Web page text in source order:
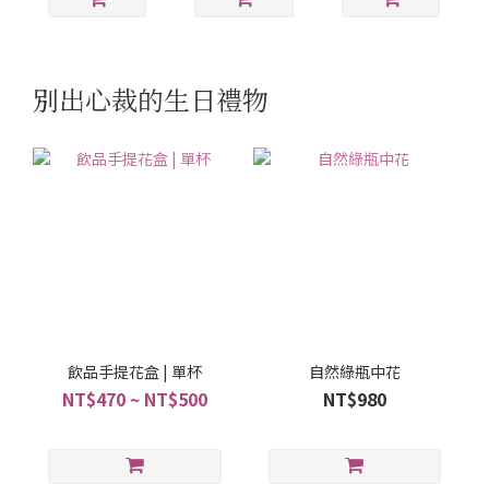
別出心裁的生日禮物
飲品手提花盒 | 單杯
NT$470 ~ NT$500
自然綠瓶中花
NT$980